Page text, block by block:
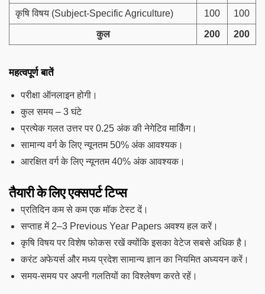
कृषि विषय (Subject-Specific Agriculture) 100 100
कुल 200 200
महत्वपूर्ण बातें
परीक्षा ऑनलाइन होगी।
कुल समय – 3 घंटे
प्रत्येक गलत उत्तर पर 0.25 अंक की नेगेटिव मार्किंग।
सामान्य वर्ग के लिए न्यूनतम 50% अंक आवश्यक।
आरक्षित वर्ग के लिए न्यूनतम 40% अंक आवश्यक।
तैयारी के लिए एक्सपर्ट टिप्स
प्रतिदिन कम से कम एक मॉक टेस्ट दें।
सप्ताह में 2–3 Previous Year Papers अवश्य हल करें।
कृषि विषय पर विशेष फोकस रखें क्योंकि इसका वेटेज सबसे अधिक है।
करंट अफेयर्स और मध्य प्रदेश सामान्य ज्ञान का नियमित अध्ययन करें।
समय-समय पर अपनी गलतियों का विश्लेषण करते रहें।